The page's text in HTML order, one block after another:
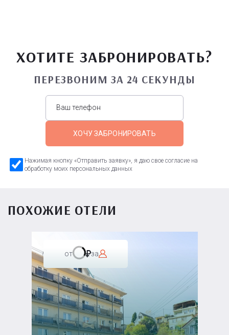
ХОТИТЕ ЗАБРОНИРОВАТЬ?
ПЕРЕЗВОНИМ ЗА 24 СЕКУНДЫ
ХОЧУ ЗАБРОНИРОВАТЬ
Нажимая кнопку «Отправить заявку», я даю свое согласие на
обработку моих персональных данных
ПОХОЖИЕ ОТЕЛИ
от за